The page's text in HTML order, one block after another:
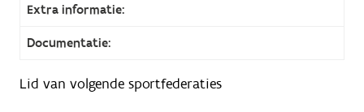
Extra informatie:
Documentatie:
Lid van volgende sportfederaties